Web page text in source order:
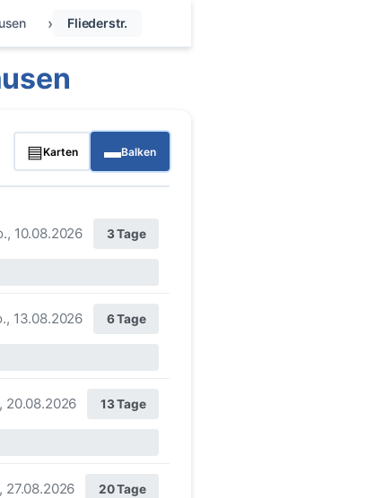
Fliederstr.
▤Karten ▬Balken
10.08.2026 3 Tage
13.08.2026 6 Tage
20.08.2026 13 Tage
27.08.2026 20 Tage